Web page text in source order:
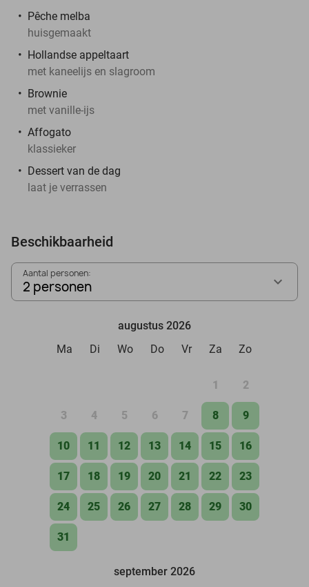
Pêche melba
huisgemaakt
Hollandse appeltaart
met kaneelijs en slagroom
Brownie
met vanille-ijs
Affogato
klassieker
Dessert van de dag
laat je verrassen
Beschikbaarheid
Aantal personen:
2 personen
augustus 2026
Ma
Di Wo Do Vr Za Zo
1 2
3 4 5 6 7 8 9
10 11 12 13 14 15 16
17 18 19 20 21 22 23
24 25 26 27 28 29 30
31
september 2026